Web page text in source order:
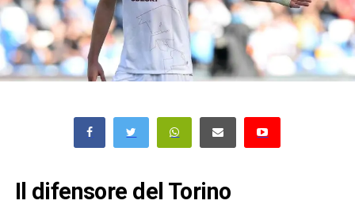
Il difensore del Torino